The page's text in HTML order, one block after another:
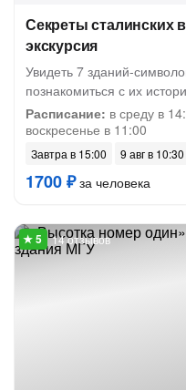
Секреты сталинских
экскурсия
Увидеть 7 зданий-
познакомиться с их
Расписание: в среду в
воскресенье в 11:00
Завтра в 15:00 9 авг в 10:30
1700 ₽за человека
14 отзывов